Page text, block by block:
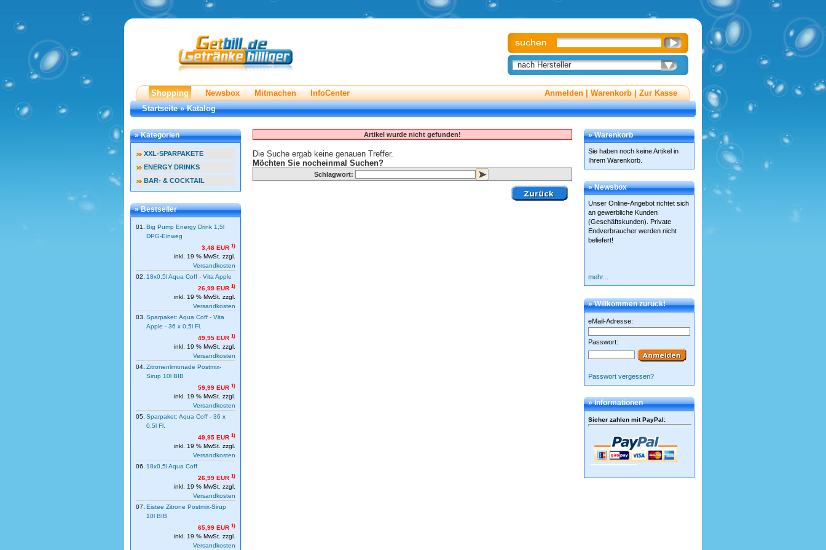
nach Hersteller
Shopping Newsbox Mitmachen InfoCenter Anmelden|Warenkorb|Zur Kasse
Startseite»Katalog
» Kategorien
XXL-SPARPAKETE
ENERGY DRINKS
BAR- & COCKTAIL
» Bestseller
01. Big Pump Energy Drink 1,5l
DPG-Einweg
3,48 EUR 1)
inkl. 19 % MwSt. zzgl.
Versandkosten
02. 18x0,5l Aqua Coff - Vita Apple
26,99 EUR 1)
inkl. 19 % MwSt. zzgl.
Versandkosten
03. Sparpaket: Aqua Coff - Vita
Apple - 36 x 0,5l Fl.
49,95 EUR 1)
inkl. 19 % MwSt. zzgl.
Versandkosten
04. Zitronenlimonade Postmix-
Sirup 10l BIB
59,99 EUR 1)
inkl. 19 % MwSt. zzgl.
Versandkosten
05. Sparpaket: Aqua Coff - 36 x
0,5l Fl.
49,95 EUR 1)
inkl. 19 % MwSt. zzgl.
Versandkosten
06. 18x0,5l Aqua Coff
26,99 EUR 1)
inkl. 19 % MwSt. zzgl.
Versandkosten
07. Eistee Zitrone Postmix-Sirup
10l BIB
65,99 EUR 1)
inkl. 19 % MwSt. zzgl.
Versandkosten
Artikel wurde nicht gefunden!
Die Suche ergab keine genauen Treffer.
Möchten Sie nocheinmal Suchen?
Schlagwort:
» Warenkorb
Sie haben noch keine Artikel in
Ihrem Warenkorb.
» Newsbox
Unser Online-Angebot richtet sich
an gewerbliche Kunden
(Geschäftskunden). Private
Endverbraucher werden nicht
beliefert!
mehr...
» Willkommen zurück!
eMail-Adresse:
Passwort:
Passwort vergessen?
» Informationen
Sicher zahlen mit PayPal: